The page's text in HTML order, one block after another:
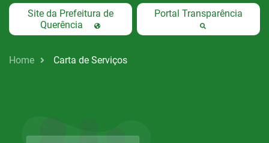
Site da Prefeitura de
Querência
Portal Transparência
Home Carta de Serviços